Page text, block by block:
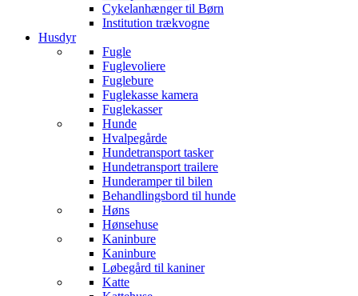
Cykelanhænger til Børn
Institution trækvogne
Husdyr
Fugle
Fuglevoliere
Fuglebure
Fuglekasse kamera
Fuglekasser
Hunde
Hvalpegårde
Hundetransport tasker
Hundetransport trailere
Hunderamper til bilen
Behandlingsbord til hunde
Høns
Hønsehuse
Kaninbure
Kaninbure
Løbegård til kaniner
Katte